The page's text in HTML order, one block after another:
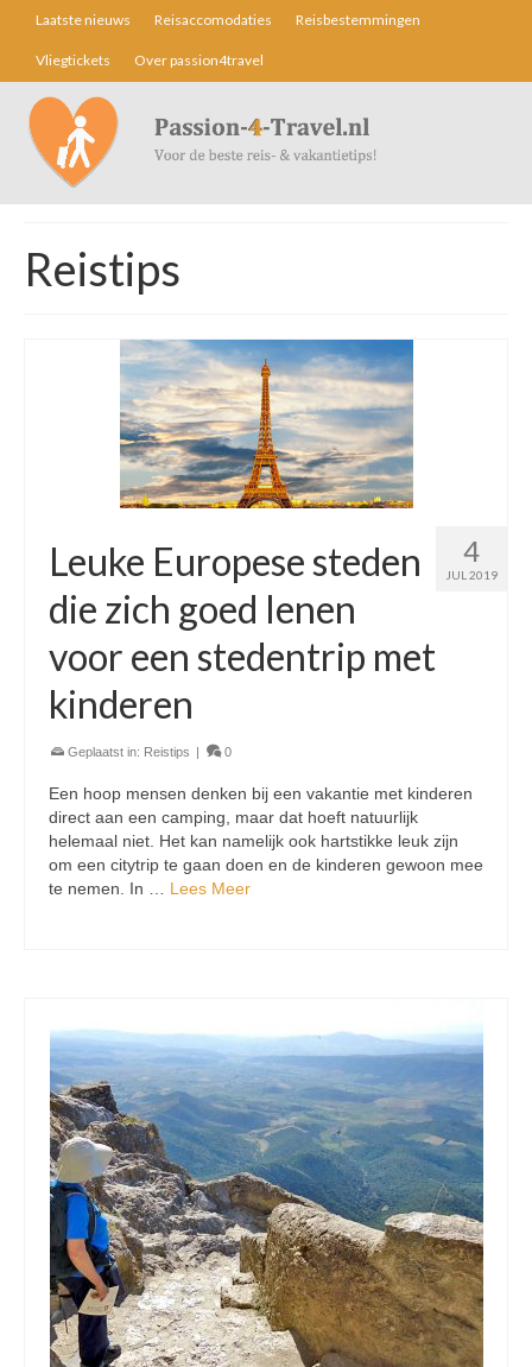
Laatste nieuws Reisaccomodaties Reisbestemmingen
Vliegtickets Over passion4travel
Reistips
4
JUL 2019
Leuke Europese steden
die zich goed lenen
voor een stedentrip met
kinderen
Geplaatst in: Reistips | 0
Een hoop mensen denken bij een vakantie met kinderen
direct aan een camping, maar dat hoeft natuurlijk
helemaal niet. Het kan namelijk ook hartstikke leuk zijn
om een citytrip te gaan doen en de kinderen gewoon mee
te nemen. In … Lees Meer